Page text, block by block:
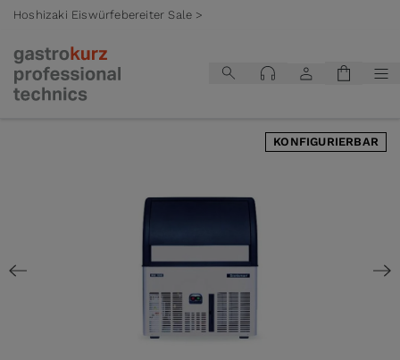
Hoshizaki Eiswürfebereiter Sale >
KONFIGURIERBAR